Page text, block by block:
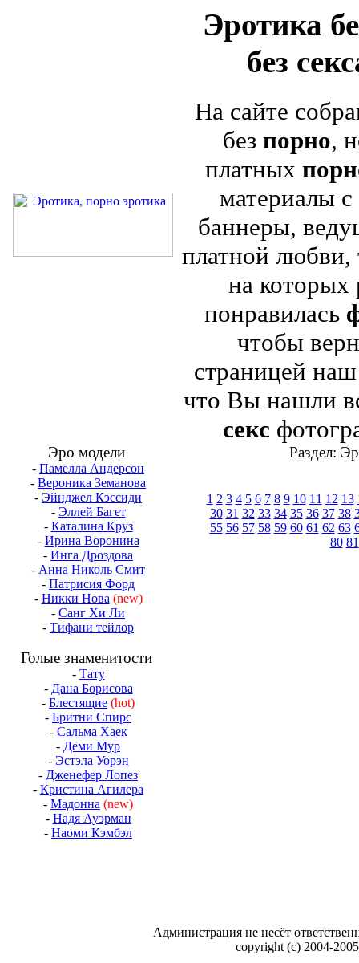
Эротика
без
На сайте
без порно,
платных
материалы
баннеры,
платной любви,
на
понравилась
чтобы
страницей
что Вы нашли
секс
Эро модели
- Памелла Андерсон
- Вероника Земанова
- Эйнджел Кэссиди
- Эллей Багет
- Каталина Круз
- Ирина Воронина
- Инга Дроздова
- Анна Николь Смит
- Патрисия Форд
- Никки Нова (new)
- Санг Хи Ли
- Тифани тейлор
Голые знаменитости
- Тату
- Дана Борисова
- Блестящие (hot)
- Бритни Спирс
- Сальма Хаек
- Деми Мур
- Эстэла Уорэн
- Дженефер Лопез
- Кристина Агилера
- Мадонна (new)
- Надя Ауэрман
- Наоми Кэмбэл
Раздел:
1 2 3 4 5 6 7 8 9 10 11 12 13
30 31 32 33 34 35 36 37 38
55 56 57 58 59 60 61 62 63
80 81
Администрация не несёт
copyright (c) 2004-